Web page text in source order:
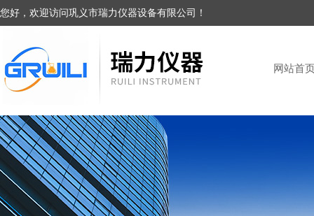
您好，欢迎访问巩义市瑞力仪器设备有限公司！
网站首